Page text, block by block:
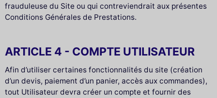
frauduleuse du Site ou qui contreviendrait aux présentes
Conditions Générales de Prestations.
ARTICLE 4 - COMPTE UTILISATEUR
Afin d’utiliser certaines fonctionnalités du site (création
d’un devis, paiement d’un panier, accès aux commandes),
tout Utilisateur devra créer un compte et fournir des